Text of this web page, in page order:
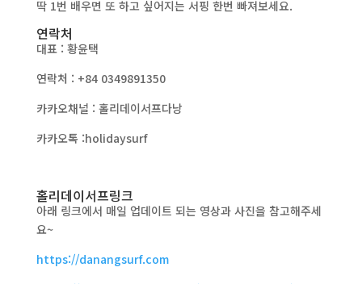
딱 1번 배우면 또 하고 싶어지는 서핑 한번 빠져보세요.
연락처
대표 : 황윤택
연락처 : +84 0349891350
카카오채널 : 홀리데이서프다낭
카카오톡 :holidaysurf
홀리데이서프링크
아래 링크에서 매일 업데이트 되는 영상과 사진을 참고해주세
요~
https://danangsurf.com